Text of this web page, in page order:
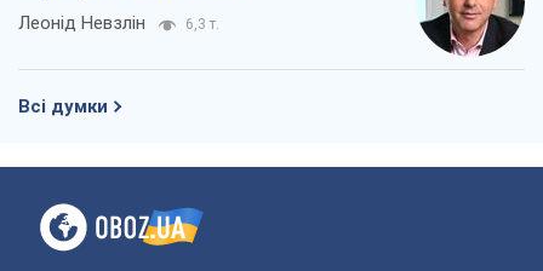
Леонід Невзлін 6,3 т.
Всі думки